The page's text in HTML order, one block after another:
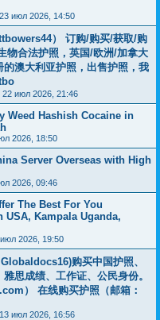
23 июл 2026, 14:50
） 订购/购买/获取/购
物合法护照，英国/欧洲/加拿大
澳大利亚护照，出售护照，我
22 июл 2026, 21:46
Weed Hashish Cocaine in
2026, 18:50
Server Overseas with High
2026, 09:46
The Best For You
USA, Kampala Uganda,
2026, 19:50
购买中国护照、
思成绩、工作证、公民身份。
） 在线购买护照（邮箱：
13 июл 2026, 16:56